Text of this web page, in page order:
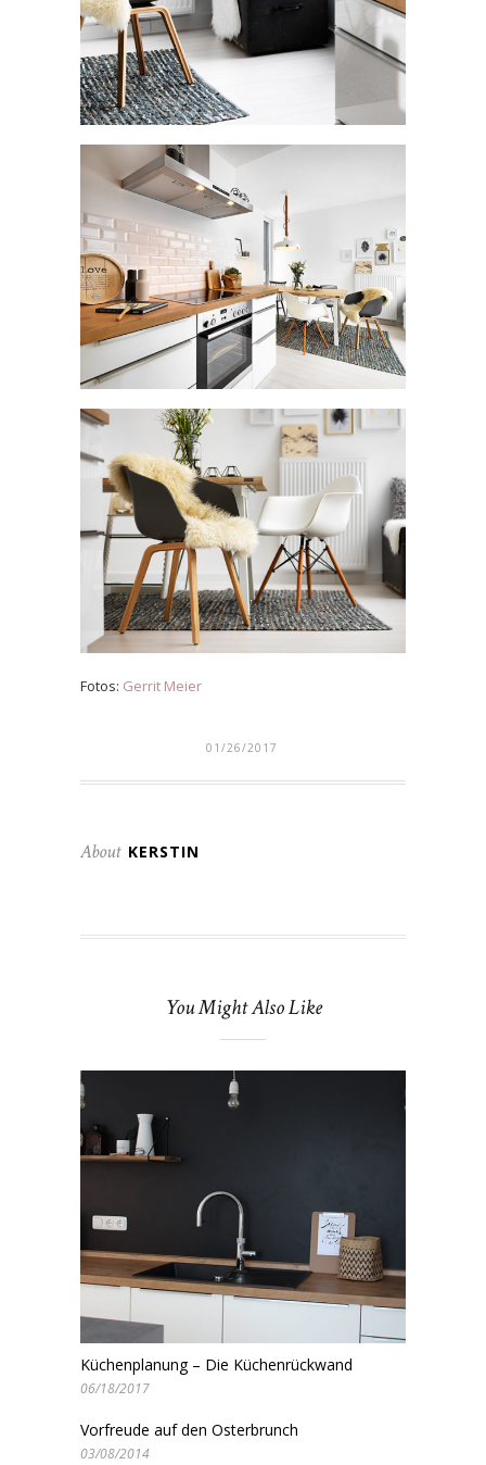
Fotos: Gerrit Meier
01/26/2017
About KERSTIN
You Might Also Like
Küchenplanung – Die Küchenrückwand
06/18/2017
Vorfreude auf den Osterbrunch
03/08/2014